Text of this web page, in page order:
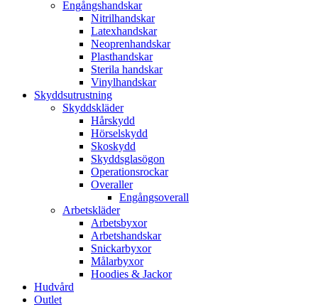
Engångshandskar
Nitrilhandskar
Latexhandskar
Neoprenhandskar
Plasthandskar
Sterila handskar
Vinylhandskar
Skyddsutrustning
Skyddskläder
Hårskydd
Hörselskydd
Skoskydd
Skyddsglasögon
Operationsrockar
Overaller
Engångsoverall
Arbetskläder
Arbetsbyxor
Arbetshandskar
Snickarbyxor
Målarbyxor
Hoodies & Jackor
Hudvård
Outlet